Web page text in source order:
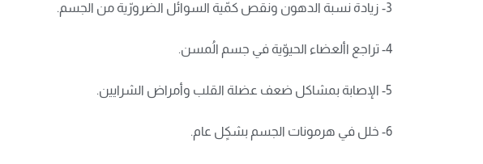
3- زيادة نسبة الدهون ونقص كمّية السوائل الضرورّية من الجسم.
4- تراجع األعضاء الحيوّية في جسم الُمسن.
5- الإصابة بمشاكل ضعف عضلة القلب وأمراض الشرايين.
6- خلل في هرمونات الجسم بشكٍل عام.